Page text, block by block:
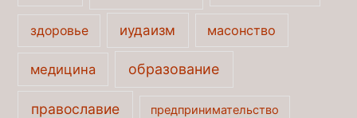
здоровье иудаизм масонство
медицина образование
православие предпринимательство